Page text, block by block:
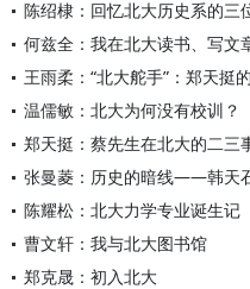
陈绍棣：回忆北大历史系的三
何兹全：我在北大读书、写文
王雨柔：“北大舵手”：郑天挺
温儒敏：北大为何没有校训？
郑天挺：蔡先生在北大的二三
张曼菱：历史的暗线——韩天
陈耀松：北大力学专业诞生记
曹文轩：我与北大图书馆
郑克晟：初入北大